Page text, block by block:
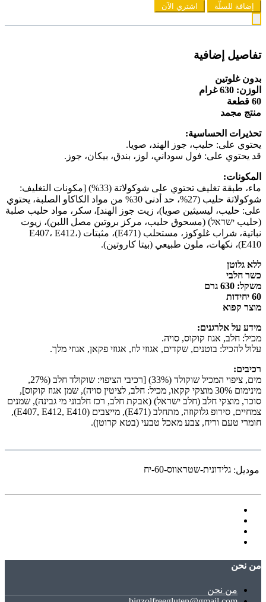
إضافة للسلّة اشتري الآن
تفاصيل إضافية
بدون غلوتين
الوزن: 630 غرام
60 قطعة
منتج مجمد
تحذيرات الحساسية:
يحتوي على: حليب، جوز الهند، صويا.
قد يحتوي على: فول سوداني، لوز، بندق، بيكان، جوز.
المكونات:
ماء، طبقة تغليف تحتوي على شوكولاتة (33%) [مكونات التغليف:
شوكولاتة حليب (27%، حد أدنى 30% من مواد الكاكاو الصلبة، يحتوي
على: حليب، ليسيثين صويا)، زيت جوز الهند]، سكر، مواد حليب صلبة
(حليب ישראל) (مسحوق حليب، مركز بروتين مصل اللبن)، زيوت
نباتية، شراب غلوكوز، مستحلب (E471)، مثبتات (E407، E412،
E410)، نكهات، ملون طبيعي (بيتا كاروتين).
ללא גלוטן
כשר חלבי
משקל: 630 גרם
60 יחידות
מוצר קפוא
מידע על אלרגנים:
מכיל: חלב, אגוז קוקוס, סויה.
עלול להכיל: בוטנים, שקדים, אגוזי לוז, אגוזי פקאן, אגוזי מלך.
רכיבים:
מים, ציפוי המכיל שוקולד (33%) [רכיבי הציפוי: שוקולד חלב (27%,
מינימום 30% מוצקי קקאו, מכיל: חלב, לציטין סויה), שמן אגוז קוקוס],
סוכר, מוצקי חלב (חלב ישראל) (אבקת חלב, רכז חלבוני מי גבינה), שמנים
צמחיים, סירופ גלוקוזה, מתחלב (E471), מייצבים (E407, E412, E410),
חומרי טעם וריח, צבע מאכל טבעי (בטא קרוטן).
موديل: גלידונית-שטראווס-60-יח
ﻣﻦ ﻧﺤﻦ
ﻣﻦ ﻧﺤﻦ